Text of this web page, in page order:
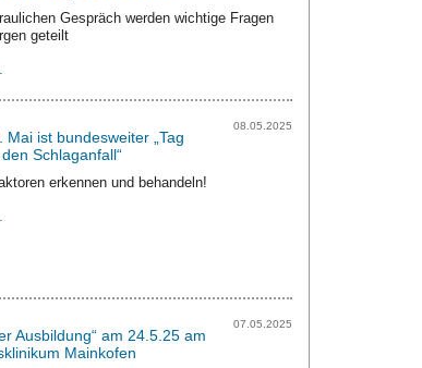
Gespräch werden wichtige Fragen
geteilt
08.05.2025
Mai ist bundesweiter „Tag
Schlaganfall“
erkennen und behandeln!
07.05.2025
Ausbildung“ am 24.5.25 am
Mainkofen